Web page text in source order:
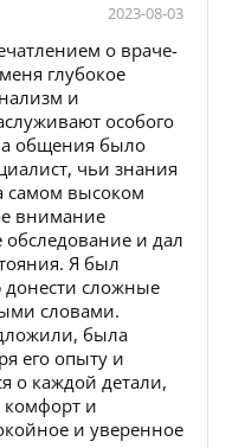
2023-08-03
о враче-
глубокое
и
особого
общения было
чьи знания
самом высоком
внимание
и дал
Я был
донести сложные
словами.
была
его опыту и
о каждой детали,
и
и уверенное